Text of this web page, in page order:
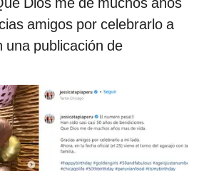
amigos por celebrarlo a
una publicación de